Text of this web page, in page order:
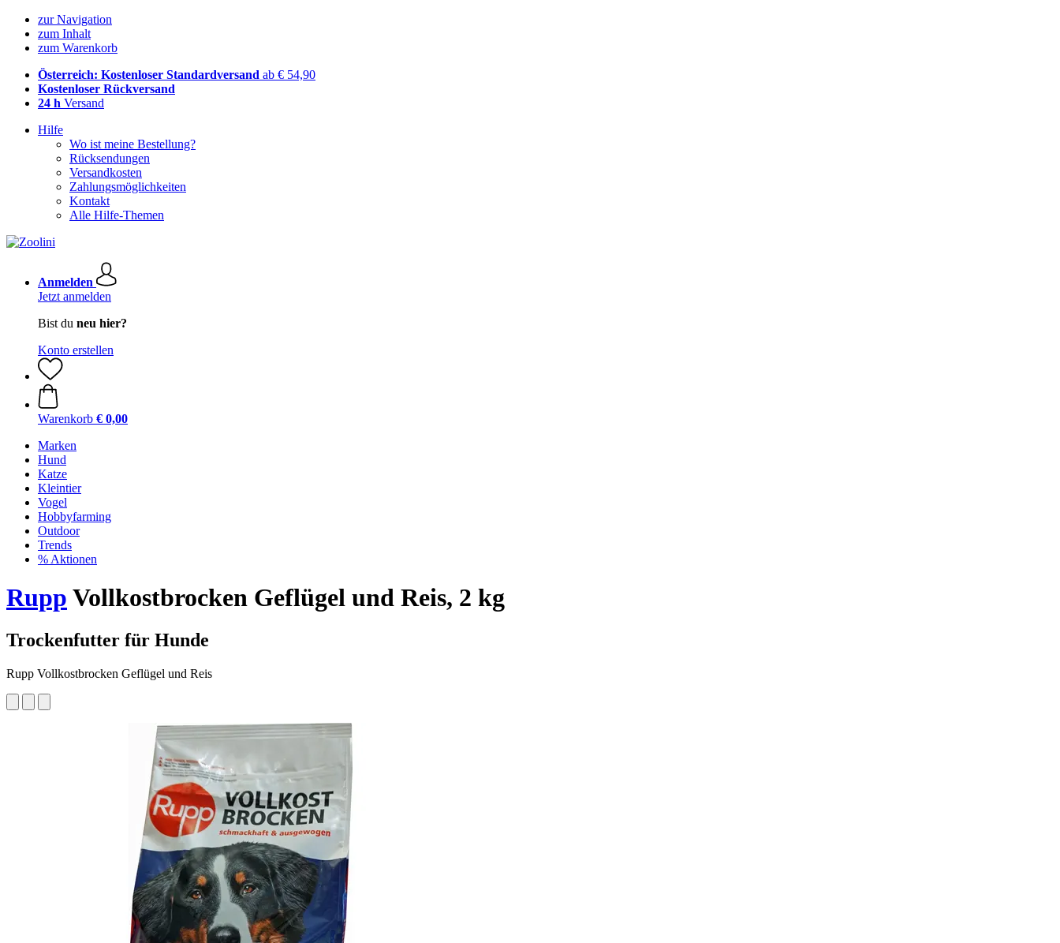
zur Navigation
zum Inhalt
zum Warenkorb
Österreich: Kostenloser Standardversand ab € 54,90
Kostenloser Rückversand
24 h Versand
Hilfe
Wo ist meine Bestellung?
Rücksendungen
Versandkosten
Zahlungsmöglichkeiten
Kontakt
Alle Hilfe-Themen
Anmelden
Jetzt anmelden
Bist du neu hier?
Konto erstellen
Warenkorb € 0,00
Marken
Hund
Katze
Kleintier
Vogel
Hobbyfarming
Outdoor
Trends
% Aktionen
Rupp Vollkostbrocken Geflügel und Reis, 2 kg
Trockenfutter für Hunde
Rupp Vollkostbrocken Geflügel und Reis